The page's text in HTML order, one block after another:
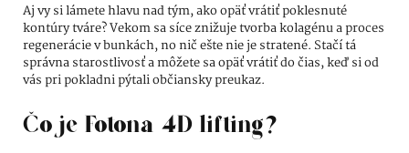
Aj vy si lámete hlavu nad tým, ako opäť vrátiť poklesnuté
kontúry tváre? Vekom sa síce znižuje tvorba kolagénu a proces
regenerácie v bunkách, no nič ešte nie je stratené. Stačí tá
správna starostlivosť a môžete sa opäť vrátiť do čias, keď si od
vás pri pokladni pýtali občiansky preukaz.
Čo je Fotona 4D lifting?